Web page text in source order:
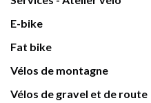
E-bike
Fat bike
Vélos de montagne
Vélos de gravel et de route